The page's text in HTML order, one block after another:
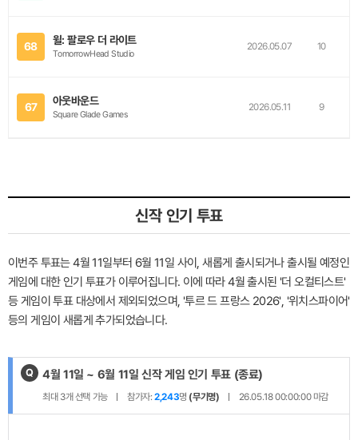
68 윌: 팔로우 더 라이트
TomorrowHead Studio
2026.05.07 10
67 아웃바운드
Square Glade Games
2026.05.11 9
신작 인기 투표
이번주 투표는 4월 11일부터 6월 11일 사이, 새롭게 출시되거나 출시될 예정인
게임에 대한 인기 투표가 이루어집니다. 이에 따라 4월 출시된 '더 오컬티스트'
등 게임이 투표 대상에서 제외되었으며, '투르 드 프랑스 2026', '위치스파이어'
등의 게임이 새롭게 추가되었습니다.
Q
제
목
:
4월 11일 ~ 6월 11일 신작 게임 인기 투표 (종료)
최대 3개 선택 가능 참가자: 2,243명 (무기명) 26.05.18 00:00:00마감